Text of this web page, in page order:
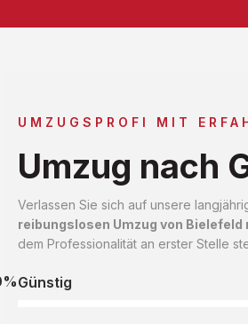
UMZUGSPROFI MIT
Umzug nach
Verlassen Sie sich auf unsere
reibungslosen Umzug von Bielefeld
dem Professionalität an erster Stelle
Günstig